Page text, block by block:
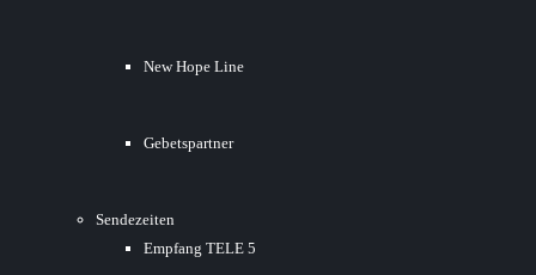
New Hope Line
Gebetspartner
Sendezeiten
Empfang TELE 5